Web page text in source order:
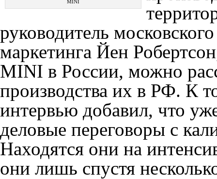
MINI
руководитель
маркетинга Йен
MINI в России, можно
производства их в РФ. К
интервью добавил, что
деловые переговоры с
Находятся они на
они лишь спустя